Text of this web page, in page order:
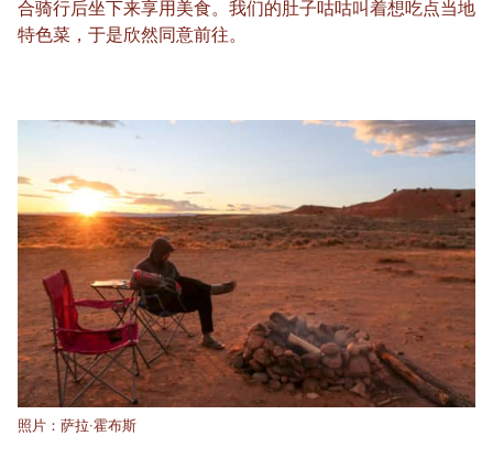
合骑行后坐下来享用美食。我们的肚子咕咕叫着想吃点当地
特色菜，于是欣然同意前往。
照片：萨拉·霍布斯